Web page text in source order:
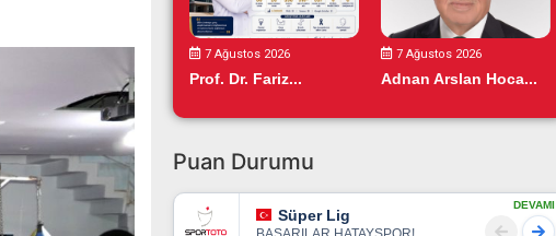
7 Ağustos 2026
Prof. Dr. Fariz...
7 Ağustos 2026
Adnan Arslan Hoca...
Puan Durumu
Süper Lig
DEVAMI